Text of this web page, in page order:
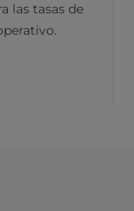
las tasas de